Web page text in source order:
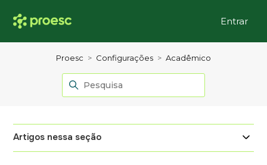
Entrar
Proesc Configurações Acadêmico
Artigos nessa seção